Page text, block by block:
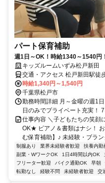
パート保育補助
週1日～OK！時給1340～1540円
キッズルームいずみ松戸新田
交通・アクセス 松戸新田駅徒
時給1,340円～1,540円
千葉県松戸市
勤務時間詳細 月～金曜の週1
日のみでプライベート充実！
仕事内容 ＼子どもたちの笑顔
OK★ ピアノ＆書類はナシ！
む保育補助】♪ 未経験・ブラ
制服あり 業界未経験者歓迎 扶養内勤
副業・WワークOK
1日4時間以内OK
フリーター歓迎
バイク通勤OK 早朝
転勤なし
経験不問 未経験者歓迎 交